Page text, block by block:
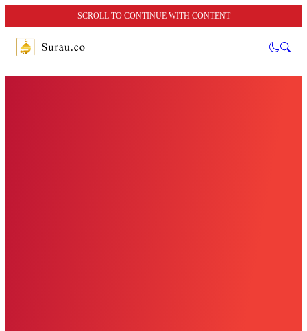
SCROLL TO CONTINUE WITH CONTENT